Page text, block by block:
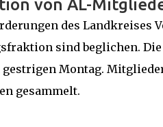
von AL-
des Landkreises
sind beglichen.
gestrigen Montag.
gesammelt.